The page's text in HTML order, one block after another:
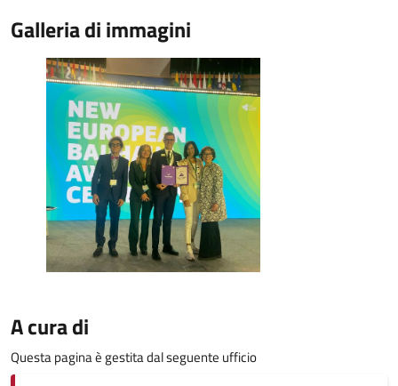
Galleria di immagini
A cura di
Questa pagina è gestita dal seguente ufficio